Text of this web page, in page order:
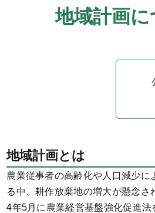
地域計画に
地域計画とは
農業従事者の高齢化や人口減少に
る中、耕作放棄地の増大が懸念さ
4年5月に農業経営基盤強化促進